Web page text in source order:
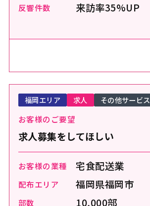
反響件数 来訪率35%UP
お客様のご要望
求人募集をしてほしい
お客様の業種 宅食配送業
配布エリア 福岡県福岡市
部数 10,000部
福岡エリア 求人 その他サービス